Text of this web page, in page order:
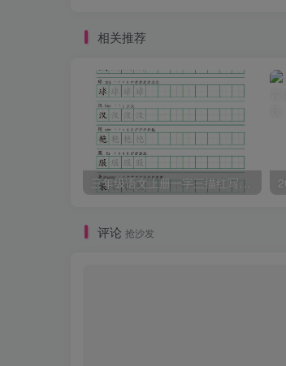
相关推荐
三年级语文上册一字三描红写字表字帖
评论 抢沙发